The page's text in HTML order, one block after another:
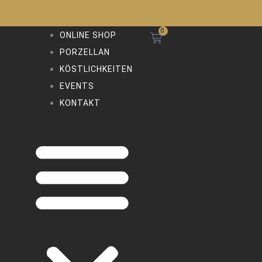
ONLINE SHOP
PORZELLAN
KÖSTLICHKEITEN
EVENTS
KONTAKT
Menü 0WARENKORB